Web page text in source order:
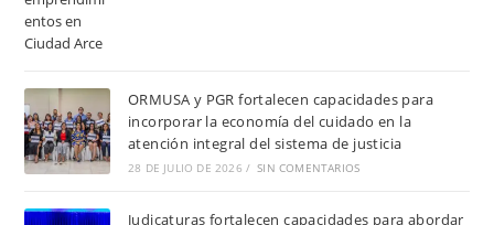
ORMUSA y PGR fortalecen capacidades para
incorporar la economía del cuidado en la
atención integral del sistema de justicia
28 DE JULIO DE 2026 / SIN COMENTARIOS
Judicaturas fortalecen capacidades para abordar